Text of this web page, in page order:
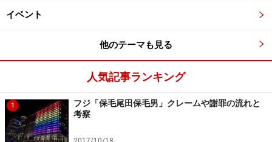
イベント
他のテーマも見る
人気記事ランキング
1
フジ「保毛尾田保毛男」クレームや謝罪の流れと
考察